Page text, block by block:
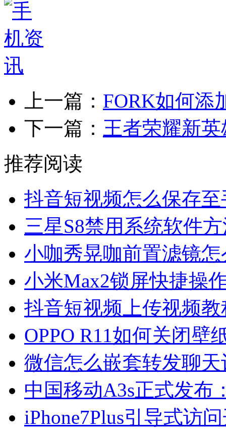
上一篇： FORK如何添
下一篇： 王者荣耀新
推荐阅读
抖音短视频怎么保存至
三星S8禁用系统软件
小咖秀晃咖前置滤镜怎
小米Max2锁屏快捷操
抖音短视频上传视频教
OPPO R11如何关闭壁
微信怎么嵌套转发聊天
中国移动A3s正式发布
iPhone7Plus引导式访